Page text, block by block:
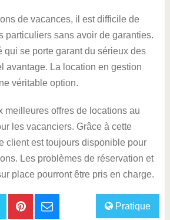
de vacances, il est difficile de
particuliers sans avoir de garanties.
qui se porte garant du sérieux des
avantage. La location en gestion
véritable option.
meilleures offres de locations au
les vacanciers. Grâce à cette
client est toujours disponible pour
Les problèmes de réservation et
place pourront être pris en charge.
Pratique